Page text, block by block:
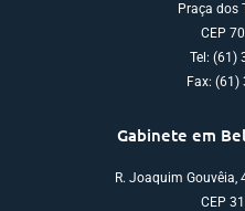
Praça dos
CEP
Tel: (61)
Fax: (61)
Gabinete em
R. Joaquim Gouvêia,
CEP